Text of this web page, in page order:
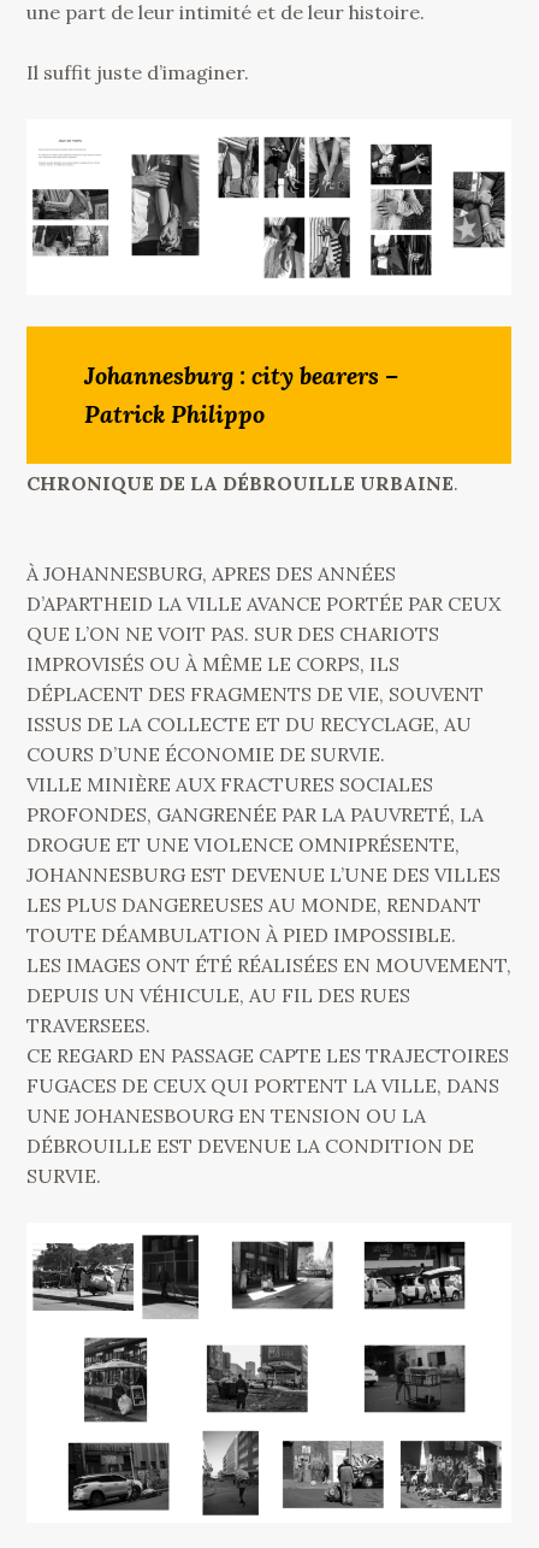
une part de leur intimité et de leur histoire.
Il suffit juste d’imaginer.
Johannesburg : city bearers –
Patrick Philippo
CHRONIQUE DE LA DÉBROUILLE URBAINE.
À JOHANNESBURG, APRES DES ANNÉES
D’APARTHEID LA VILLE AVANCE PORTÉE PAR CEUX
QUE L’ON NE VOIT PAS. SUR DES CHARIOTS
IMPROVISÉS OU À MÊME LE CORPS, ILS
DÉPLACENT DES FRAGMENTS DE VIE, SOUVENT
ISSUS DE LA COLLECTE ET DU RECYCLAGE, AU
COURS D’UNE ÉCONOMIE DE SURVIE.
VILLE MINIÈRE AUX FRACTURES SOCIALES
PROFONDES, GANGRENÉE PAR LA PAUVRETÉ, LA
DROGUE ET UNE VIOLENCE OMNIPRÉSENTE,
JOHANNESBURG EST DEVENUE L’UNE DES VILLES
LES PLUS DANGEREUSES AU MONDE, RENDANT
TOUTE DÉAMBULATION À PIED IMPOSSIBLE.
LES IMAGES ONT ÉTÉ RÉALISÉES EN MOUVEMENT,
DEPUIS UN VÉHICULE, AU FIL DES RUES
TRAVERSEES.
CE REGARD EN PASSAGE CAPTE LES TRAJECTOIRES
FUGACES DE CEUX QUI PORTENT LA VILLE, DANS
UNE JOHANESBOURG EN TENSION OU LA
DÉBROUILLE EST DEVENUE LA CONDITION DE
SURVIE.